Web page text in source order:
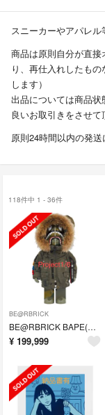
スニーカーやアパレル
商品は原則自分が直
り、再仕入れしたも
します）
出品については商品
良いお取引きをさせて
原則24時間以内の発送
118件中 1 - 36件
BE@RBRICK
BE@RBRICK BAPE(R) ALPHA CAMO SHARK 1000%
¥ 199,999